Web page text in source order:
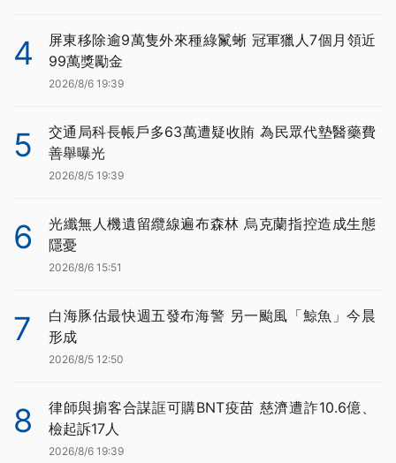
4
屏東移除逾9萬隻外來種綠鬣蜥 冠軍獵人7個月領近
99萬獎勵金
2026/8/6 19:39
5
交通局科長帳戶多63萬遭疑收賄 為民眾代墊醫藥費
善舉曝光
2026/8/5 19:39
6
光纖無人機遺留纜線遍布森林 烏克蘭指控造成生態
隱憂
2026/8/6 15:51
7
白海豚估最快週五發布海警 另一颱風「鯨魚」今晨
形成
2026/8/5 12:50
8
律師與掮客合謀誆可購BNT疫苗 慈濟遭詐10.6億、
檢起訴17人
2026/8/6 19:39